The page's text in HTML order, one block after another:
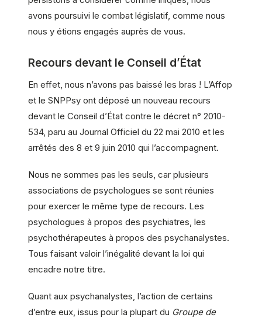
avons poursuivi le combat législatif, comme nous
nous y étions engagés auprès de vous.
Recours devant le Conseil d’État
En effet, nous n’avons pas baissé les bras ! L’Affop
et le SNPPsy ont déposé un nouveau recours
devant le Conseil d’État contre le décret n° 2010-
534, paru au Journal Officiel du 22 mai 2010 et les
arrêtés des 8 et 9 juin 2010 qui l’accompagnent.
Nous ne sommes pas les seuls, car plusieurs
associations de psychologues se sont réunies
pour exercer le même type de recours. Les
psychologues à propos des psychiatres, les
psychothérapeutes à propos des psychanalystes.
Tous faisant valoir l’inégalité devant la loi qui
encadre notre titre.
Quant aux psychanalystes, l’action de certains
d’entre eux, issus pour la plupart du Groupe de